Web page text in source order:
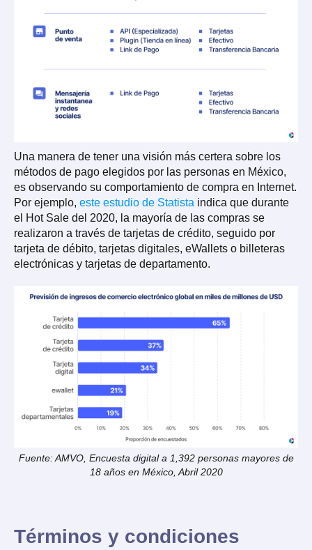
Una manera de tener una visión más certera sobre los
métodos de pago elegidos por las personas en México,
es observando su comportamiento de compra en Internet.
Por ejemplo, este estudio de Statista indica que durante
el Hot Sale del 2020, la mayoría de las compras se
realizaron a través de tarjetas de crédito, seguido por
tarjeta de débito, tarjetas digitales, eWallets o billeteras
electrónicas y tarjetas de departamento.
Fuente: AMVO, Encuesta digital a 1,392 personas mayores de
18 años en México, Abril 2020
Términos y condiciones